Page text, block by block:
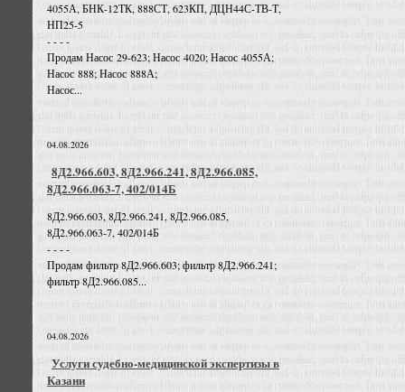
4055А, БНК-12ТК, 888СТ, 623КП, ДЦН44С-ТВ-Т,
НП25-5
- - - -
Продам Насос 29-623; Насос 4020; Насос 4055А;
Насос 888; Насос 888А;
Насос...
04.08.2026
8Д2.966.603, 8Д2.966.241, 8Д2.966.085,
8Д2.966.063-7, 402/014Б
8Д2.966.603, 8Д2.966.241, 8Д2.966.085,
8Д2.966.063-7, 402/014Б
- - - -
Продам фильтр 8Д2.966.603; фильтр 8Д2.966.241;
фильтр 8Д2.966.085...
04.08.2026
Услуги судебно-медицинской экспертизы в
Казани